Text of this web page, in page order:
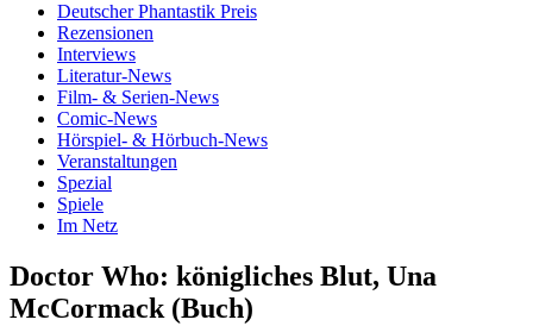
Deutscher Phantastik Preis
Rezensionen
Interviews
Literatur-News
Film- & Serien-News
Comic-News
Hörspiel- & Hörbuch-News
Veranstaltungen
Spezial
Spiele
Im Netz
Doctor Who: königliches Blut, Una
McCormack (Buch)